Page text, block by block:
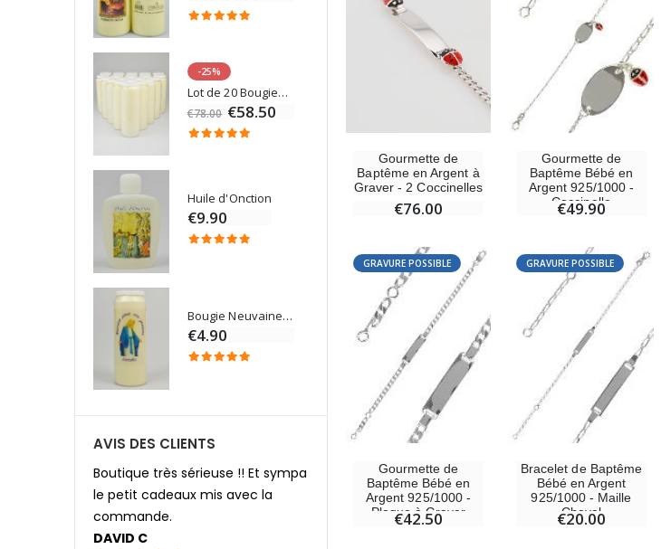
Gourmette de
Baptême en Argent à
Graver - 2 Coccinelles
€76.00
Gourmette de
Baptême Bébé en
Argent 925/1000 -
Coccinelle
€49.90
GRAVURE POSSIBLE
Gourmette de
Baptême Bébé en
Argent 925/1000 -
Plaque à Graver
€42.50
GRAVURE POSSIBLE
Bracelet de Baptême
Bébé en Argent
925/1000 - Maille
Cheval
€20.00
-25%
Lot de 20 Bougies de Neuvaine Blanches
€78.00 €58.50
Huile d'Onction
€9.90
Bougie Neuvaine pour une Guérison - 17.5cm
€4.90
€5.00
€23.00
AVIS DES CLIENTS
Boutique très sérieuse !! Et sympa
le petit cadeaux mis avec la
commande.
DAVID C